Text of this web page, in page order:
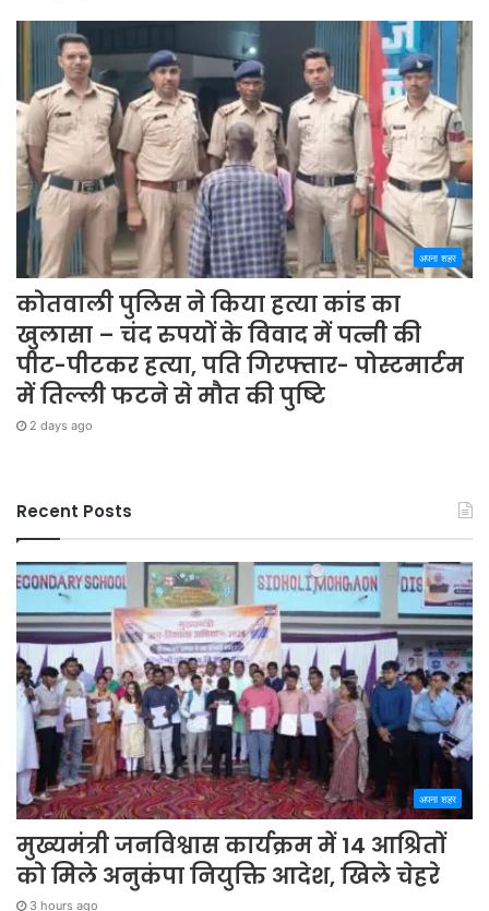
अपना शहर
कोतवाली पुलिस ने किया हत्या कांड का
खुलासा – चंद रुपयों के विवाद में पत्नी की
पीट-पीटकर हत्या, पति गिरफ्तार- पोस्टमार्टम
में तिल्ली फटने से मौत की पुष्टि
2 days ago
Recent Posts
अपना शहर
मुख्यमंत्री जनविश्वास कार्यक्रम में 14 आश्रितों
को मिले अनुकंपा नियुक्ति आदेश, खिले चेहरे
3 hours ago